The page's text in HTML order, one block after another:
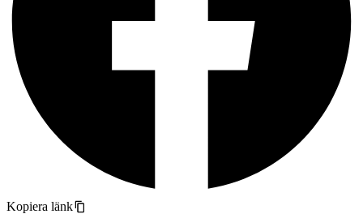
Kopiera länk